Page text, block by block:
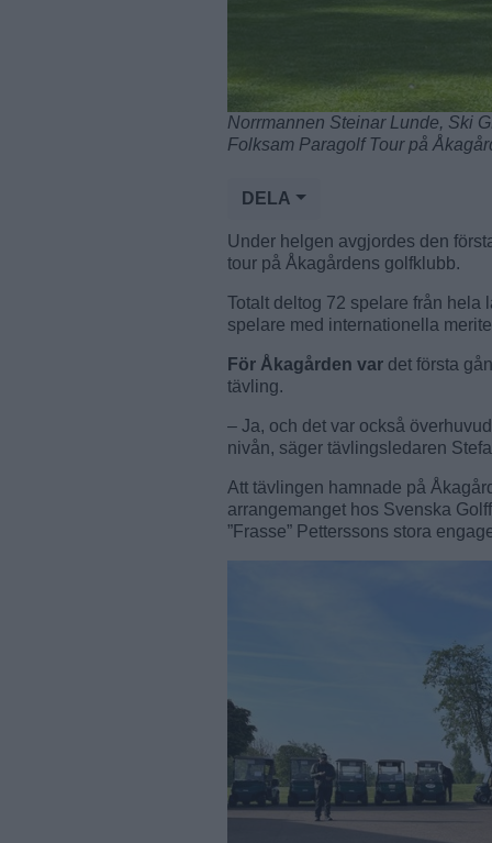
Norrmannen Steinar Lunde, Ski
Folksam Paragolf Tour på
DELA
Under helgen avgjordes den
tour på Åkagårdens golfklubb.
Totalt deltog 72 spelare från hela
spelare med internationella
För Åkagården var det första
tävling.
– Ja, och det var också
nivån, säger tävlingsledaren
Att tävlingen hamnade på
arrangemanget hos Svenska
”Frasse” Petterssons stora